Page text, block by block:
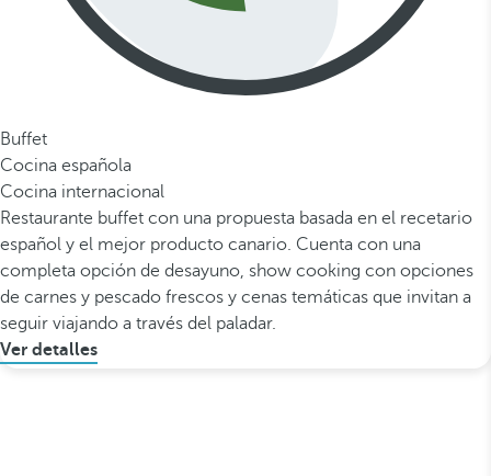
Buffet
Cocina española
Cocina internacional
Restaurante buffet con una propuesta basada en el recetario
español y el mejor producto canario. Cuenta con una
completa opción de desayuno, show cooking con opciones
de carnes y pescado frescos y cenas temáticas que invitan a
seguir viajando a través del paladar.
Ver detalles